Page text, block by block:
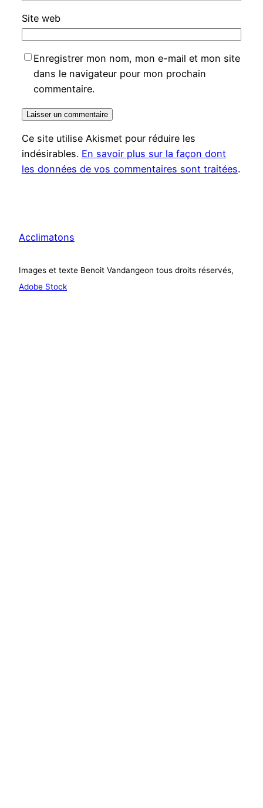
Site web
Enregistrer mon nom, mon e-mail et mon site
dans le navigateur pour mon prochain
commentaire.
Ce site utilise Akismet pour réduire les
indésirables. En savoir plus sur la façon dont
les données de vos commentaires sont traitées.
Acclimatons
Images et texte Benoit Vandangeon tous droits réservés,
Adobe Stock